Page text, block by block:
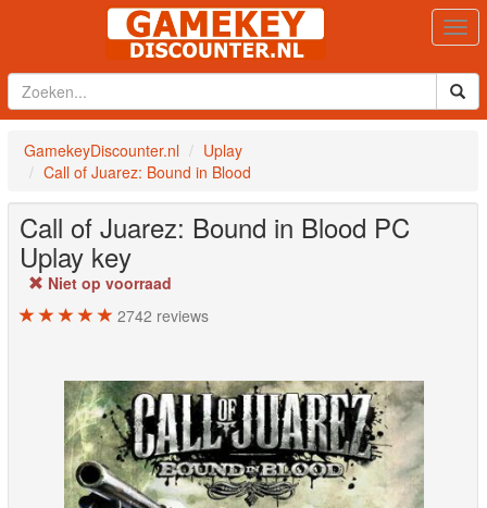
GamekeyDiscounter.nl
Uplay
Call of Juarez: Bound in Blood
Call of Juarez: Bound in Blood PC
Uplay key
Niet op voorraad
2742 reviews